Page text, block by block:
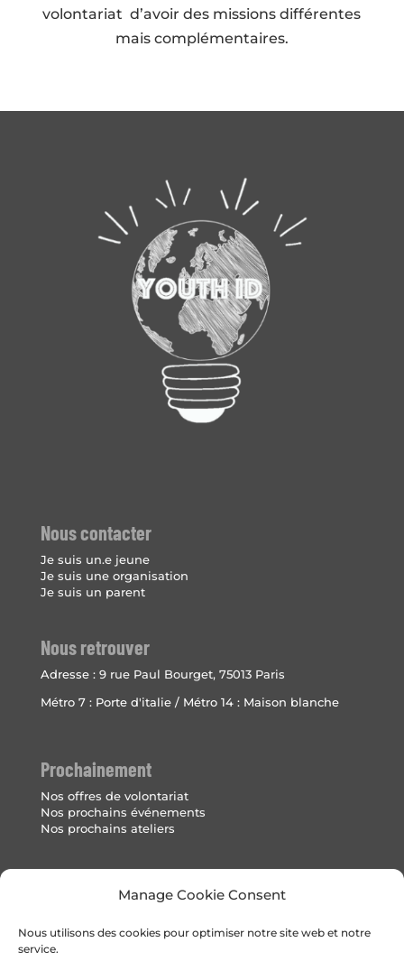
Manage Cookie Consent
Nous utilisons des cookies pour optimiser notre site web et notre
service.
volontariat d’avoir des missions différentes
mais complémentaires.
Nous contacter
Je suis un.e jeune
Je suis une organisation
Je suis un parent
Nous retrouver
Adresse : 9 rue Paul Bourget, 75013 Paris
Métro 7 : Porte d'italie / Métro 14 : Maison blanche
Prochainement
Nos offres de volontariat
Nos prochains événements
Nos prochains ateliers
Politique de cookies (UE)